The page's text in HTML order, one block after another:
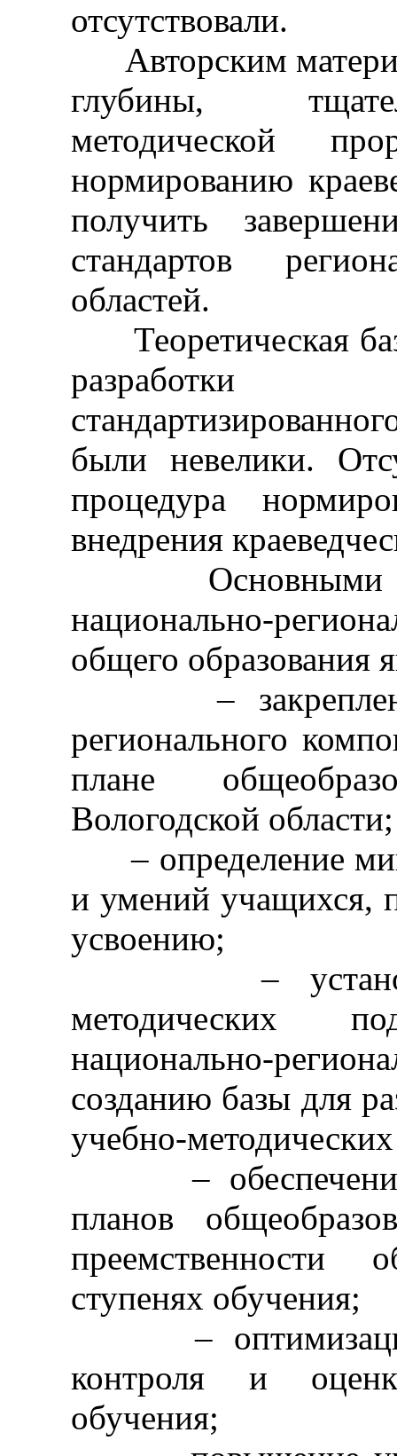
отсутствовали.
Авторским
глубины,
методической
нормированию
получить
стандартов
областей.
Теоретическая
разработки
были невелики.
процедура
внедрения
Основными
национально-
общего образования
– закрепление
регионального
плане
Вологодской области;
– определение
и умений учащихся,
усвоению;
–
методических
национально-
созданию базы для
учебно-
– обеспечение
планов
преемственности
ступенях обучения;
– оптимизация
контроля и
обучения;